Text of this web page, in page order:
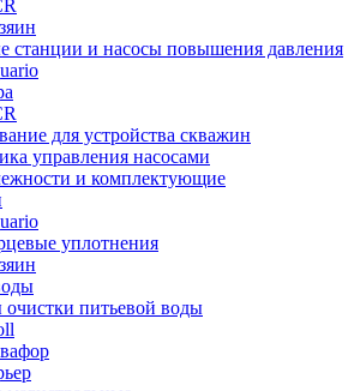
станции и насосы повышения давления
для устройства скважин
управления насосами
и комплектующие
уплотнения
питьевой воды